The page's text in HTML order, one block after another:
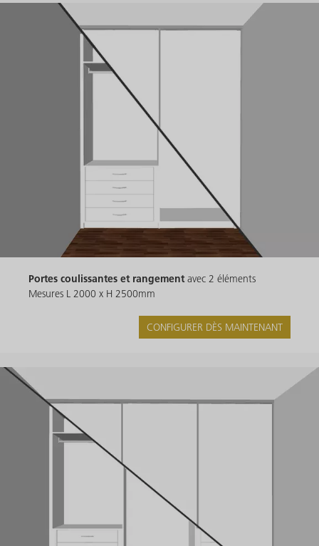
Portes coulissantes et rangementavec 2 éléments
Mesures L 2000 x H 2500mm
CONFIGURER DÈS MAINTENANT